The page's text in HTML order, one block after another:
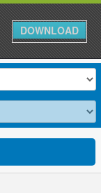
Anuncie Grátis »
DOWNLOAD